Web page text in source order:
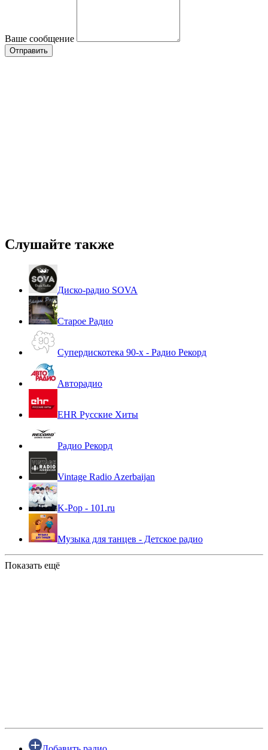
Ваше сообщение
Слушайте также
Диско-радио SOVA
Старое Радио
Супердискотека 90-х - Радио Рекорд
Авторадио
EHR Русские Хиты
Радио Рекорд
Vintage Radio Azerbaijan
K-Pop - 101.ru
Музыка для танцев - Детское радио
Показать ещё